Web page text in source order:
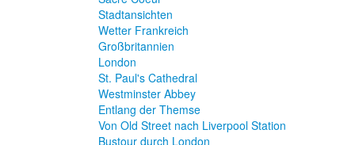
Stadtansichten
Wetter Frankreich
Großbritannien
London
St. Paul's Cathedral
Westminster Abbey
Entlang der Themse
Von Old Street nach Liverpool Station
Bustour durch London